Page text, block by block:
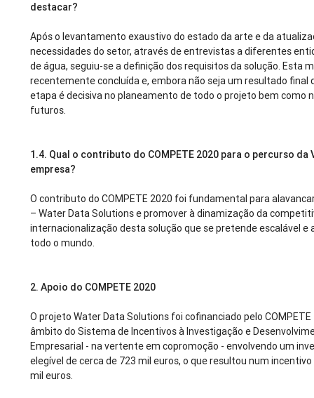
destacar?
Após o levantamento exaustivo do estado da arte e da
necessidades do setor, através de entrevistas a diferentes
de água, seguiu-se a definição dos requisitos da solução. Esta
recentemente concluída e, embora não seja um resultado final
etapa é decisiva no planeamento de todo o projeto bem como
futuros.
1.4. Qual o contributo do COMPETE 2020 para o percurso da
empresa?
O contributo do COMPETE 2020 foi fundamental para
– Water Data Solutions e promover à dinamização da
internacionalização desta solução que se pretende escalável e
todo o mundo.
2. Apoio do COMPETE 2020
O projeto Water Data Solutions foi cofinanciado pelo COMPETE
âmbito do Sistema de Incentivos à Investigação e
Empresarial - na vertente em copromoção - envolvendo um
elegível de cerca de 723 mil euros, o que resultou num incentivo
mil euros.